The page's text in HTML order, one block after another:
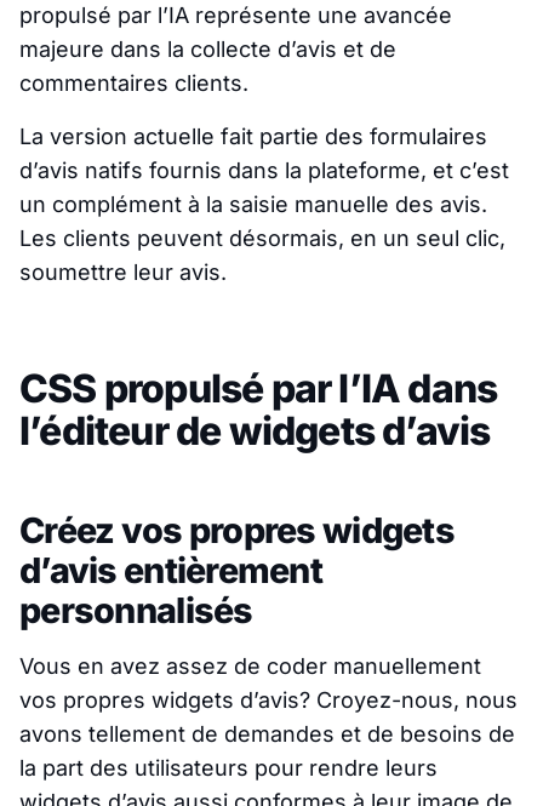
propulsé par l’IA représente une avancée
majeure dans la collecte d’avis et de
commentaires clients.
La version actuelle fait partie des formulaires
d’avis natifs fournis dans la plateforme, et c’est
un complément à la saisie manuelle des avis.
Les clients peuvent désormais, en un seul clic,
soumettre leur avis.
CSS propulsé par l’IA dans
l’éditeur de widgets d’avis
Créez vos propres widgets
d’avis entièrement
personnalisés
Vous en avez assez de coder manuellement
vos propres widgets d’avis? Croyez-nous, nous
avons tellement de demandes et de besoins de
la part des utilisateurs pour rendre leurs